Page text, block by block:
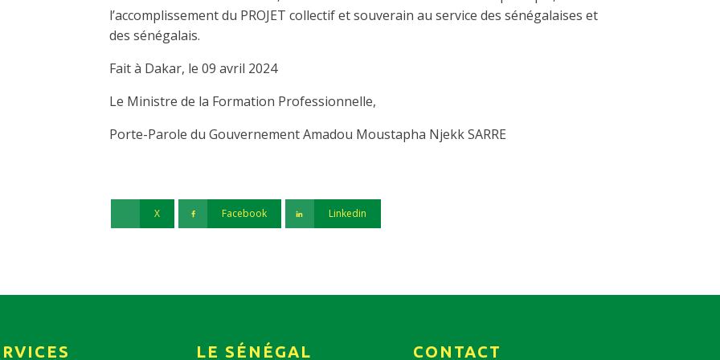
l’accomplissement du PROJET collectif et souverain au service des sénégalaises et
des sénégalais.
Fait à Dakar, le 09 avril 2024
Le Ministre de la Formation Professionnelle,
Porte-Parole du Gouvernement Amadou Moustapha Njekk SARRE
X Facebook Linkedin
LE SÉNÉGAL CONTACT